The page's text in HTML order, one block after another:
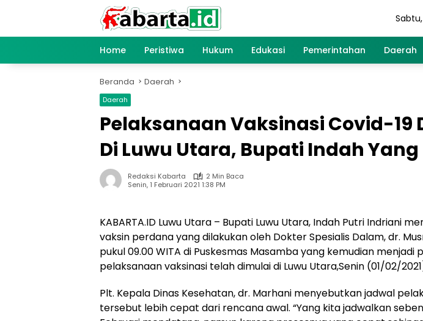
Home Peristiwa Hukum Edukasi Pemerintahan Daerah
Beranda Daerah
Daerah
Pelaksanaan Vaksinasi Covid-19
Di Luwu Utara, Bupati Indah
Redaksi Kabarta
2 Min Baca
Senin, 1 Februari 2021 1:38 PM
KABARTA.ID Luwu Utara – Bupati Luwu Utara, Indah Putri Indriani
vaksin perdana yang dilakukan oleh Dokter Spesialis Dalam, dr.
pukul 09.00 WITA di Puskesmas Masamba yang kemudian
pelaksanaan vaksinasi telah dimulai di Luwu Utara,Senin (01/02/
Plt. Kepala Dinas Kesehatan, dr. Marhani menyebutkan jadwal
tersebut lebih cepat dari rencana awal. “Yang kita jadwalkan